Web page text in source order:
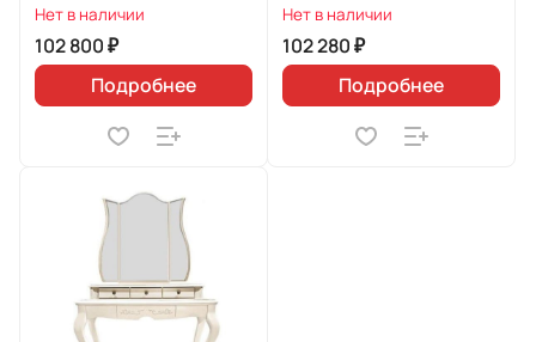
Нет в наличии
102 800 ₽
Подробнее
Нет в наличии
102 280 ₽
Подробнее